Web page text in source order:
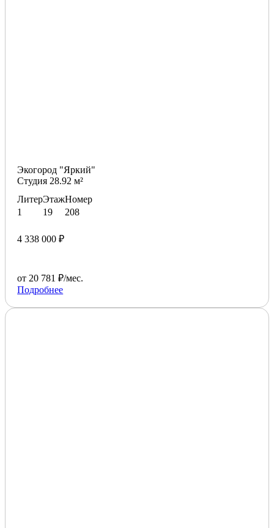
Экогород "Яркий"
Студия 28.92 м²
Литер
1
Этаж
19
Номер
208
4 338 000 ₽
от 20 781 ₽/мес.
Подробнее